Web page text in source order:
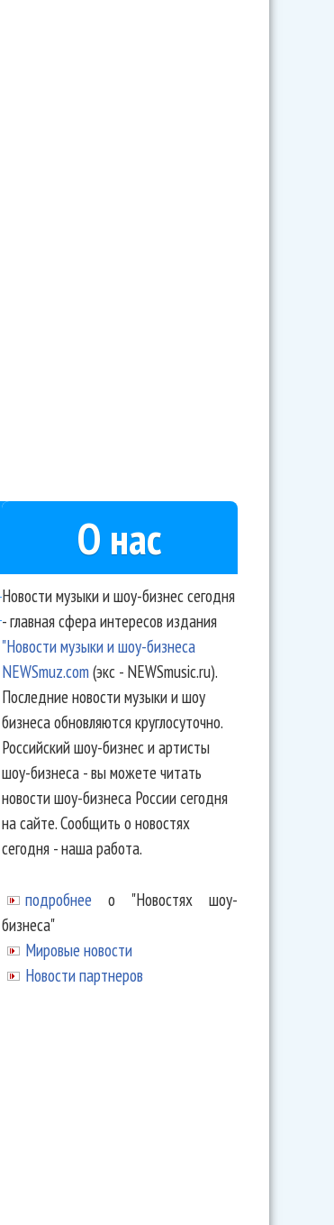
О нас
Новости музыки и шоу-бизнес сегодня
- главная сфера интересов издания
"Новости музыки и шоу-бизнеса
NEWSmuz.com(экс - NEWSmusic.ru).
Последние новости музыки и шоу
бизнеса обновляются круглосуточно.
Российский шоу-бизнес и артисты
шоу-бизнеса - вы можете читать
новости шоу-бизнеса России сегодня
на сайте. Сообщить о новостях
сегодня - наша работа.
подробнее о "Новостях шоу-
бизнеса"
Мировые новости
Новости партнеров